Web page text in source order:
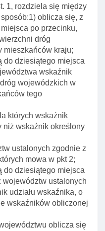
1, rozdziela się między
oblicza się, z
po przecinku,
dróg
mieszkańców kraju;
do dziesiątego miejsca
wskaźnik
wojewódzkich w
tego
których wskaźnik
niż wskaźnik określony
ustalonych zgodnie z
mowa w pkt 2;
do dziesiątego miejsca
województw ustalonych
udziału wskaźnika, o
wskaźników obliczonej
oblicza się
samorządu
na
I remonty pomników
I sławę oręża
mecenatem
środków
administracji
samorządu
samorządu
dotacji